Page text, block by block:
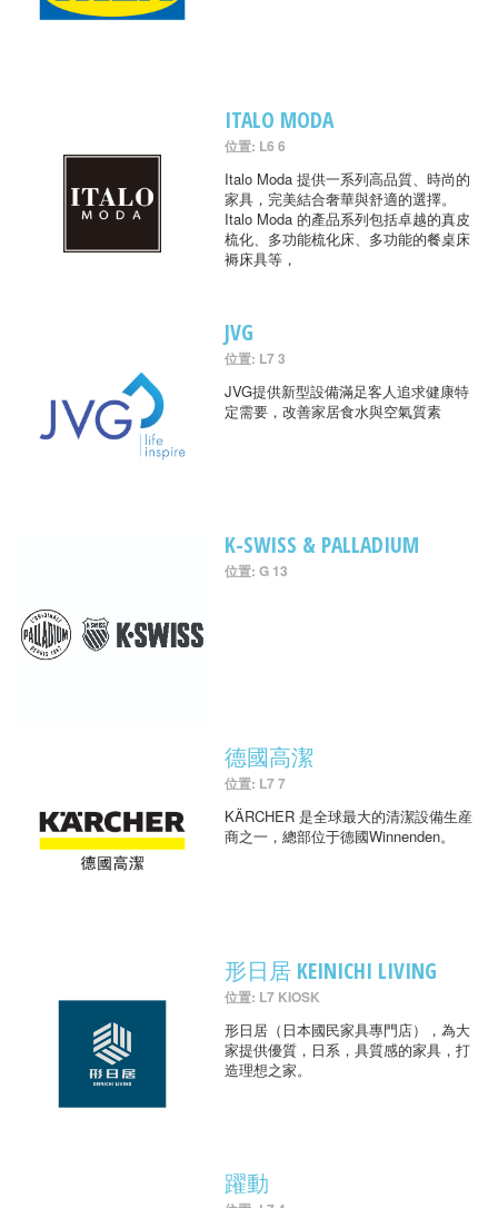
ITALO MODA
位置: L6 6
Italo Moda 提供一系列高品質、時尚的
家具，完美結合奢華與舒適的選擇。
Italo Moda 的產品系列包括卓越的真皮
梳化、多功能梳化床、多功能的餐桌床
褥床具等，
JVG
位置: L7 3
JVG提供新型設備滿足客人追求健康特
定需要，改善家居食水與空氣質素
K-SWISS & PALLADIUM
位置: G 13
德國高潔
位置: L7 7
KÄRCHER 是全球最大的清潔設備生産
商之一，總部位于德國Winnenden。
形日居 KEINICHI LIVING
位置: L7 KIOSK
形日居（日本國民家具專門店），為大
家提供優質，日系，具質感的家具，打
造理想之家。
躍動